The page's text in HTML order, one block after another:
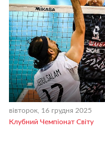
вівторок, 16 грудня 2025
Клубний Чемпіонат Світу